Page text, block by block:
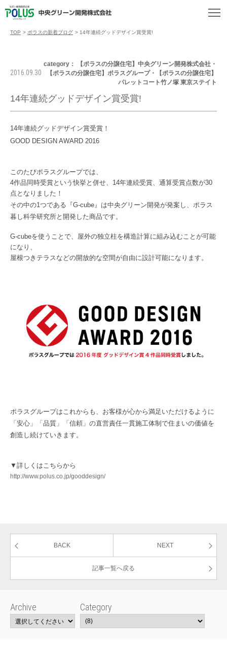
TOP > ポラスの新着ブログ > 14年連続グッドデザイン賞受賞!
2016.09.30
category： 【ポラスの分譲住宅】中央グリーン開発株式会社・
【ポラスの分譲住宅】ポラスグループ・【ポラスの分譲住宅】
パレットコート竹ノ塚 東京ステイト
14年連続グッドデザイン賞受賞!
14年連続グッドデザイン賞受賞！
このたびポラスグループでは、
4作品同時受賞という快挙と併せ、14年連続受賞、通算受賞点数が30
点となりました！
その中の1つである『G-cube』 は中央グリーン開発が発案し、ポラス
暮し科学研究所と開発した商品です。
G-cubeを使うことで、屋外の独立柱を構造計算に組み込むことが可能
になり、
屋根つきテラスなどの開放的な空間が自由に設計可能になります。
ポラスグループはこれからも、お客様が心から満足いただけるように
「安心」「品質」「信頼」の直営責任一貫施工体制で住まいの価値を
創造し続けていきます。
▼詳しくはこちらから
http://www.polus.co.jp/gooddesign/
BACK NEXT
記事一覧へ戻る
Archive Category